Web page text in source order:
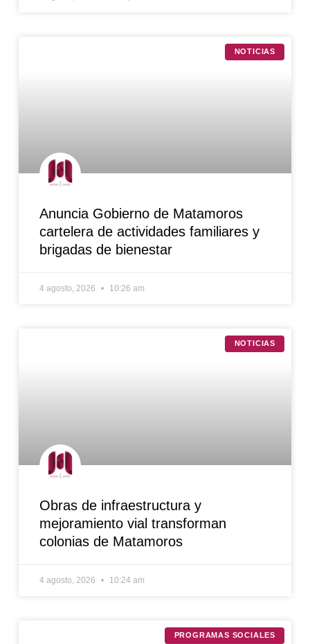
NOTICIAS
Anuncia Gobierno de Matamoros
cartelera de actividades familiares y
brigadas de bienestar
4 agosto, 2026 10:26 am
NOTICIAS
Obras de infraestructura y
mejoramiento vial transforman
colonias de Matamoros
4 agosto, 2026 10:24 am
PROGRAMAS SOCIALES